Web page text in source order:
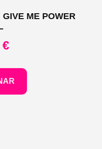
ME POWER
€